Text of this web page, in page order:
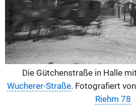
Die Gütchenstraße in Halle
Wucherer-Straße. Fotografiert
Riehm 78